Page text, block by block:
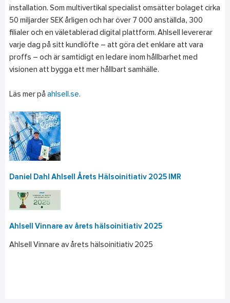
installation. Som multivertikal specialist omsätter bolaget cirka
50 miljarder SEK årligen och har över 7 000 anställda, 300
filialer och en väletablerad digital plattform. Ahlsell levererar
varje dag på sitt kundlöfte – att göra det enklare att vara
proffs – och är samtidigt en ledare inom hållbarhet med
visionen att bygga ett mer hållbart samhälle.
Läs mer på ahlsell.se.
Daniel Dahl Ahlsell Årets Hälsoinitiativ 2025 IMR
Ahlsell Vinnare av årets hälsoinitiativ 2025
Ahlsell Vinnare av årets hälsoinitiativ 2025